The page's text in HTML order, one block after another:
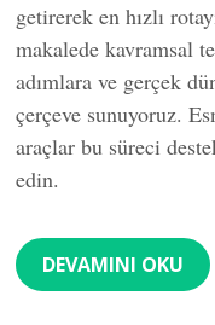
getirerek en hızlı
makalede kavramsal
adımlara ve gerçek
çerçeve sunuyoruz.
araçlar bu süreci
edin.
DEVAMINI OKU